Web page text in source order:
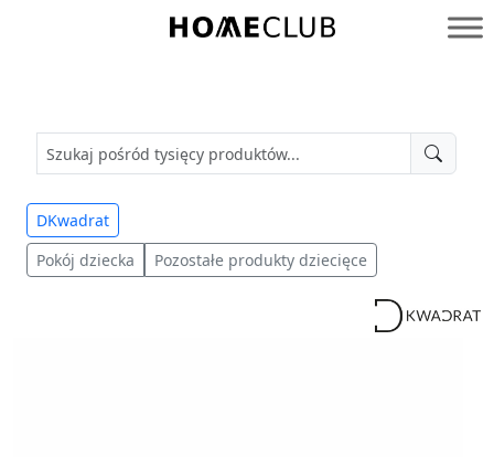
Homeclub
DKwadrat
Pokój dziecka
Pozostałe produkty dziecięce